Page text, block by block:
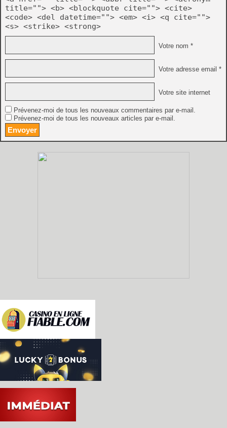
title=""> <b> <blockquote cite=""> <cite>
<code> <del datetime=""> <em> <i> <q cite="">
<s> <strike> <strong>
Votre nom *
Votre adresse email *
Votre site internet
Prévenez-moi de tous les nouveaux commentaires par e-mail.
Prévenez-moi de tous les nouveaux articles par e-mail.